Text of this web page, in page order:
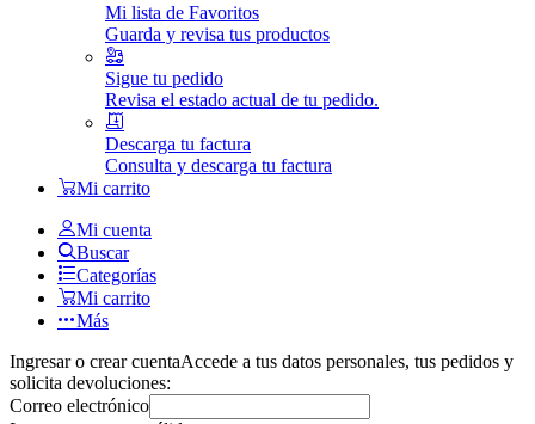
Mi lista de Favoritos
Guarda y revisa tus productos
Sigue tu pedido
Revisa el estado actual de tu pedido.
Descarga tu factura
Consulta y descarga tu factura
Mi carrito
Mi cuenta
Buscar
Categorías
Mi carrito
Más
Ingresar o crear cuentaAccede a tus datos personales, tus pedidos y
solicita devoluciones:
Correo electrónico